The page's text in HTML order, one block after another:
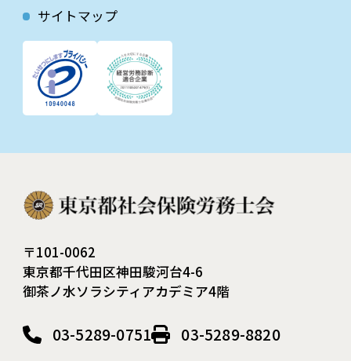
サイトマップ
〒101-0062
東京都千代田区神田駿河台4-6
御茶ノ水ソラシティアカデミア4階
03-5289-0751 03-5289-8820